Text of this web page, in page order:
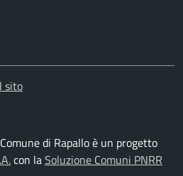
sito
di Rapallo è un progetto
con laSoluzione Comuni PNRR